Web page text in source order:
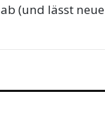
(und lässt neue